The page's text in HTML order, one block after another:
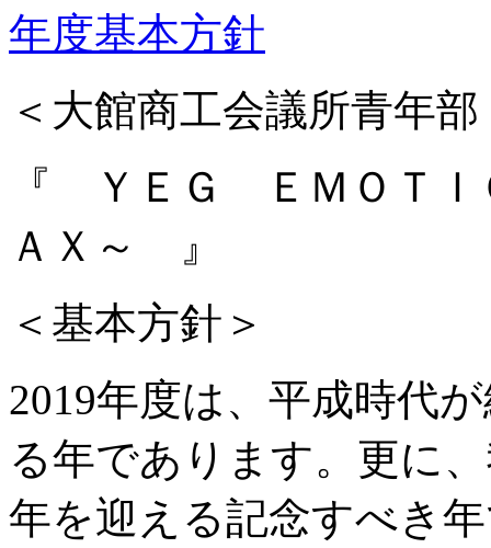
年度基本方針
＜大館商工会議所青年
『 ＹＥＧ ＥＭＯＴＩ
ＡＸ～ 』
＜基本方針＞
2019年度は、平成時代
る年であります。更に
年を迎える記念すべき